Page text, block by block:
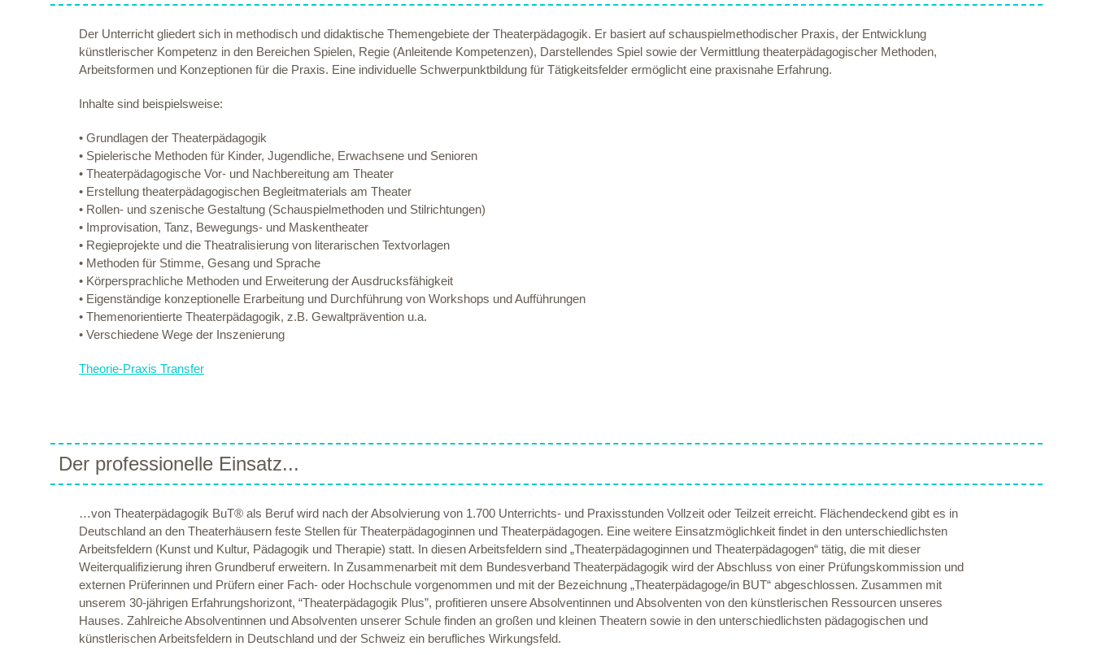
Der Unterricht gliedert sich in methodisch und didaktische Themengebiete der Theaterpädagogik. Er basiert auf schauspielmethodischer Praxis, der Entwicklung
künstlerischer Kompetenz in den Bereichen Spielen, Regie (Anleitende Kompetenzen), Darstellendes Spiel sowie der Vermittlung theaterpädagogischer Methoden,
Arbeitsformen und Konzeptionen für die Praxis. Eine individuelle Schwerpunktbildung für Tätigkeitsfelder ermöglicht eine praxisnahe Erfahrung.
Inhalte sind beispielsweise:
• Grundlagen der Theaterpädagogik
• Spielerische Methoden für Kinder, Jugendliche, Erwachsene und Senioren
• Theaterpädagogische Vor- und Nachbereitung am Theater
• Erstellung theaterpädagogischen Begleitmaterials am Theater
• Rollen- und szenische Gestaltung (Schauspielmethoden und Stilrichtungen)
• Improvisation, Tanz, Bewegungs- und Maskentheater
• Regieprojekte und die Theatralisierung von literarischen Textvorlagen
• Methoden für Stimme, Gesang und Sprache
• Körpersprachliche Methoden und Erweiterung der Ausdrucksfähigkeit
• Eigenständige konzeptionelle Erarbeitung und Durchführung von Workshops und Aufführungen
• Themenorientierte Theaterpädagogik, z.B. Gewaltprävention u.a.
• Verschiedene Wege der Inszenierung
Theorie-Praxis Transfer
Der professionelle Einsatz...
…von Theaterpädagogik BuT® als Beruf wird nach der Absolvierung von 1.700 Unterrichts- und Praxisstunden Vollzeit oder Teilzeit erreicht. Flächendeckend gibt es in
Deutschland an den Theaterhäusern feste Stellen für Theaterpädagoginnen und Theaterpädagogen. Eine weitere Einsatzmöglichkeit findet in den unterschiedlichsten
Arbeitsfeldern (Kunst und Kultur, Pädagogik und Therapie) statt. In diesen Arbeitsfeldern sind „Theaterpädagoginnen und Theaterpädagogen“ tätig, die mit dieser
Weiterqualifizierung ihren Grundberuf erweitern. In Zusammenarbeit mit dem Bundesverband Theaterpädagogik wird der Abschluss von einer Prüfungskommission und
externen Prüferinnen und Prüfern einer Fach- oder Hochschule vorgenommen und mit der Bezeichnung „Theaterpädagoge/in BUT“ abgeschlossen. Zusammen mit
unserem 30-jährigen Erfahrungshorizont, “Theaterpädagogik Plus”, profitieren unsere Absolventinnen und Absolventen von den künstlerischen Ressourcen unseres
Hauses. Zahlreiche Absolventinnen und Absolventen unserer Schule finden an großen und kleinen Theatern sowie in den unterschiedlichsten pädagogischen und
künstlerischen Arbeitsfeldern in Deutschland und der Schweiz ein berufliches Wirkungsfeld.